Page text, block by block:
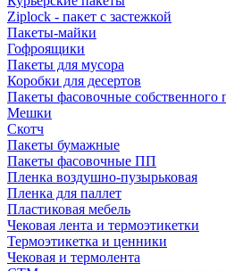
Ziplock - пакет с застежкой
Пакеты-майки
Гофроящики
Пакеты для мусора
Коробки для десертов
Пакеты фасовочные собственного
Мешки
Скотч
Пакеты бумажные
Пакеты фасовочные ПП
Пленка воздушно-пузырьковая
Пленка для паллет
Пластиковая мебель
Чековая лента и термоэтикетки
Термоэтикетка и ценники
Чековая и термолента